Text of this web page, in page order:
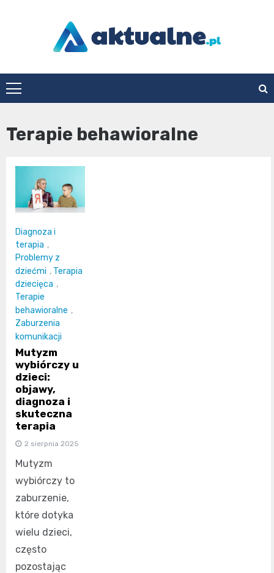
aktualne.pl
Terapie behawioralne
Diagnoza i
terapia ,
Problemy z
dziećmi , Terapia
dziecięca ,
Terapie
behawioralne ,
Zaburzenia
komunikacji
Mutyzm
wybiórczy u
dzieci:
objawy,
diagnoza i
skuteczna
terapia
2 sierpnia 2025
Mutyzm
wybiórczy to
zaburzenie,
które dotyka
wielu dzieci,
często
pozostając